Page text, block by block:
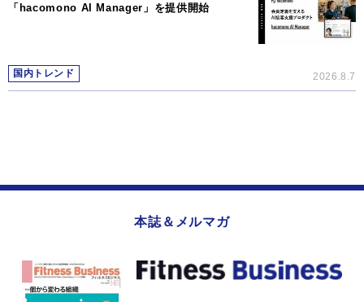
「hacomono AI Manager」を提供開始
国内トレンド 2026.8.7
本誌＆メルマガ